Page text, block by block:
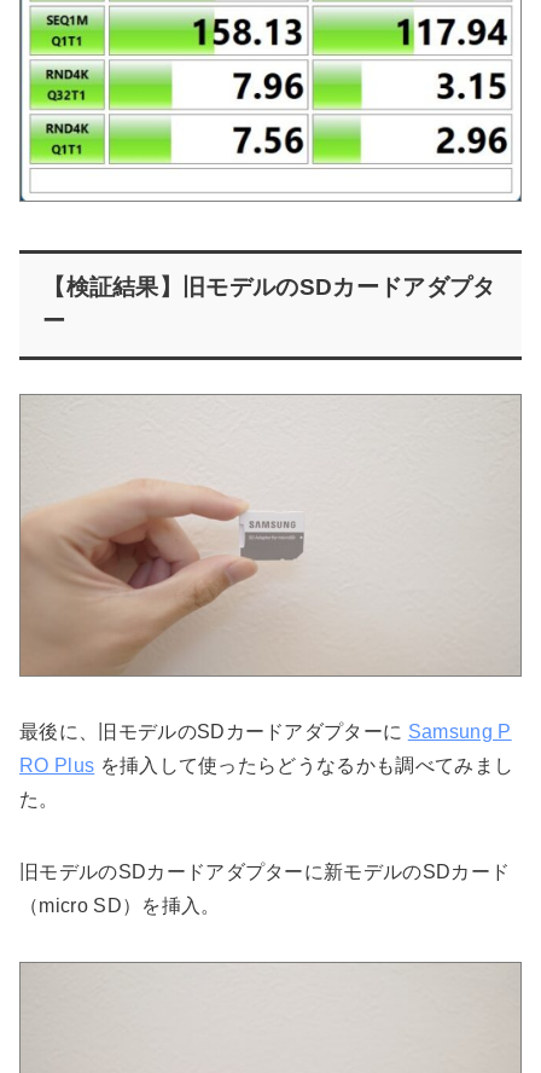
【検証結果】旧モデルのSDカードアダプタ
ー
最後に、旧モデルのSDカードアダプターに Samsung P
RO Plus を挿入して使ったらどうなるかも調べてみまし
た。
旧モデルのSDカードアダプターに新モデルのSDカード
（micro SD）を挿入。